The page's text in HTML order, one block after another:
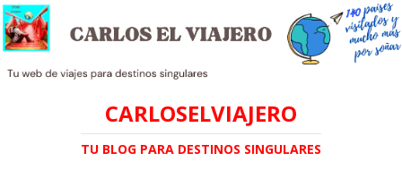
CARLOSELVIAJERO
TU BLOG PARA DESTINOS SINGULARES